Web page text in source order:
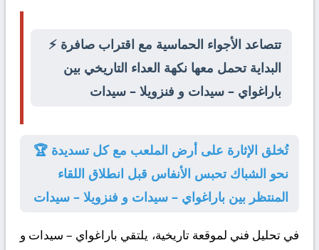
⚡ تتصاعد الأجواء الحماسية مع اقتراب صافرة
البداية تحمل معها نكهة العداء التاريخي بين
باراغواي – سيدات و فنزويلا – سيدات
🏆 تُخلق الإثارة على أرض الملعب مع كل تسديدة
نحو الشباك تحبس الأنفاس قبل انطلاق اللقاء
المنتظر بين باراغواي – سيدات و فنزويلا – سيدات
في تحليل فني لموقعة تاريخية، يلتقي باراغواي – سيدات و